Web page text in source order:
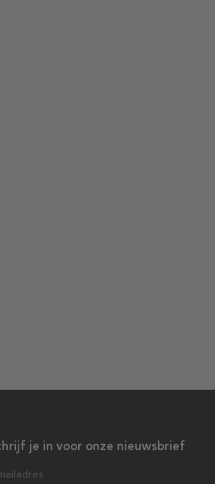
je in voor onze nieuwsbrief